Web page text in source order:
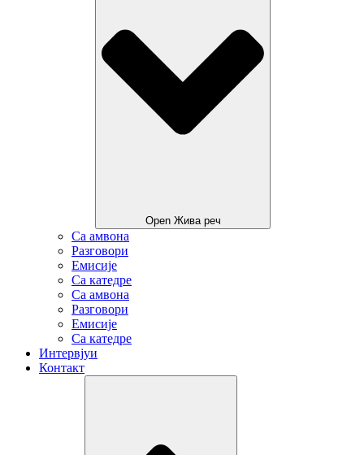
Open Жива реч
Са амвона
Разговори
Емисије
Са катедре
Са амвона
Разговори
Емисије
Са катедре
Интервјуи
Контакт